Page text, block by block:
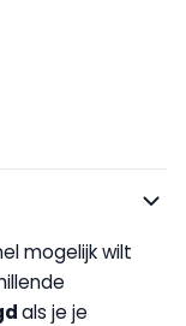
mogelijk wilt
als je je